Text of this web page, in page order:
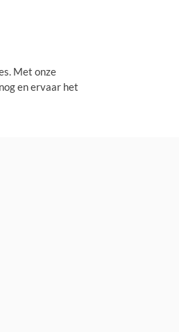
Met onze
en ervaar het